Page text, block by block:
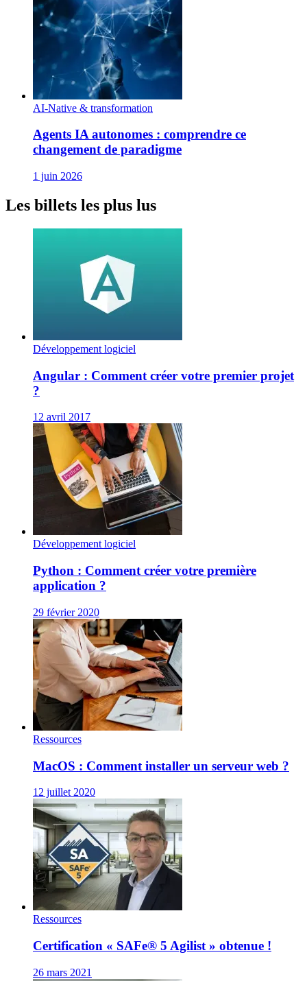
AI-Native & transformation
Agents IA autonomes : comprendre ce
changement de paradigme
1 juin 2026
Les billets les plus lus
Développement logiciel
Angular : Comment créer votre premier projet
?
12 avril 2017
Développement logiciel
Python : Comment créer votre première
application ?
29 février 2020
Ressources
MacOS : Comment installer un serveur web ?
12 juillet 2020
Ressources
Certification « SAFe® 5 Agilist » obtenue !
26 mars 2021